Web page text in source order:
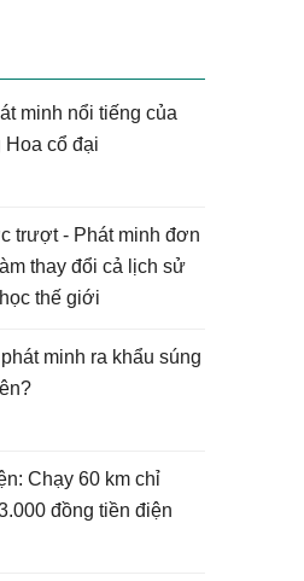
minh nổi tiếng của
Hoa cổ đại
trượt - Phát minh đơn
thay đổi cả lịch sử
thế giới
minh ra khẩu súng
Chạy 60 km chỉ
đồng tiền điện